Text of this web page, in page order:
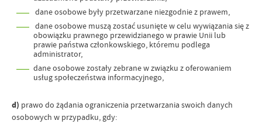
dane osobowe były przetwarzane niezgodnie z prawem,
dane osobowe muszą zostać usunięte w celu wywiązania się z
obowiązku prawnego przewidzianego w prawie Unii lub
prawie państwa członkowskiego, któremu podlega
administrator,
dane osobowe zostały zebrane w związku z oferowaniem
usług społeczeństwa informacyjnego,
d) prawo do żądania ograniczenia przetwarzania swoich danych
osobowych w przypadku, gdy: